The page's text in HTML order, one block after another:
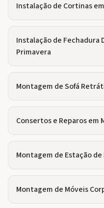
Instalação de Cortinasem
Instalação de Fechadura
Primavera
Montagem de Sofá
Consertos e Reparos em
Montagem de Estação
Montagem de Móveis